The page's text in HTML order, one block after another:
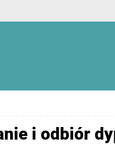
i odbiór